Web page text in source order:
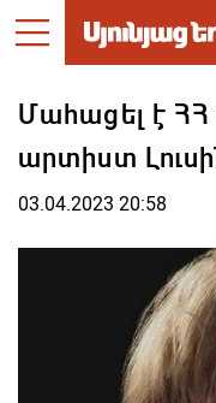
Մահացել է
արտիստ
03.04.2023 20:58